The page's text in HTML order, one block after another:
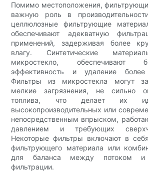
Помимо местоположения,
важную роль в
целлюлозные фильтрующие
обеспечивают адекватную
применений, задерживая более
влагу. Синтетические
микростекло, обеспечивают
эффективность и удаление
Фильтры из микростекла могут
мелкие загрязнения, не сильно
топлива, что делает их
высокопроизводительных или
непосредственным впрыском,
давлением и требующих
Некоторые фильтры включают в
фильтрующего материала или
для баланса между потоком и
фильтрации.